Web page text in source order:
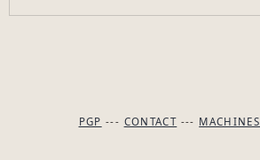
PGP --- CONTACT --- MACHINES